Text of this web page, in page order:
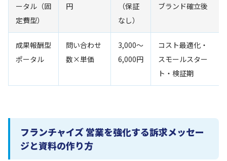
ータル（固
定費型）
円
（保証
なし）
ブランド確立後
成果報酬型
ポータル
問い合わせ
数×単価
3,000〜
6,000円
コスト最適化・
スモールスター
ト・検証期
フランチャイズ 営業を強化する訴求メッセー
ジと資料の作り方